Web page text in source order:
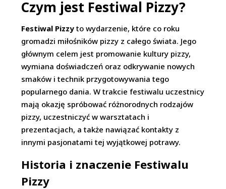
Czym jest Festiwal Pizzy?
Festiwal Pizzy to wydarzenie, które co roku
gromadzi miłośników pizzy z całego świata. Jego
głównym celem jest promowanie kultury pizzy,
wymiana doświadczeń oraz odkrywanie nowych
smaków i technik przygotowywania tego
popularnego dania. W trakcie festiwalu uczestnicy
mają okazję spróbować różnorodnych rodzajów
pizzy, uczestniczyć w warsztatach i
prezentacjach, a także nawiązać kontakty z
innymi pasjonatami tej wyjątkowej potrawy.
Historia i znaczenie Festiwalu
Pizzy